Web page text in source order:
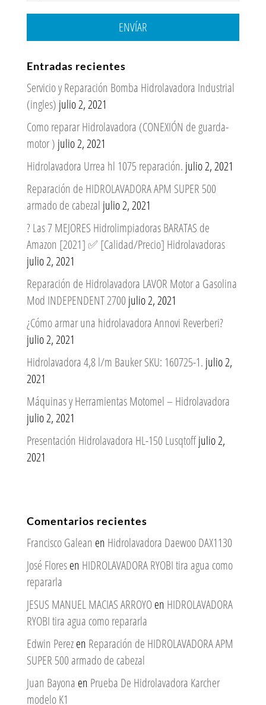
ENVÍAR
Entradas recientes
Servicio y Reparación Bomba Hidrolavadora Industrial
(ingles) julio 2, 2021
Como reparar Hidrolavadora (CONEXIÓN de guarda-
motor ) julio 2, 2021
Hidrolavadora Urrea hl 1075 reparación. julio 2, 2021
Reparación de HIDROLAVADORA APM SUPER 500
armado de cabezal julio 2, 2021
? Las 7 MEJORES Hidrolimpiadoras BARATAS de
Amazon [2021] ✅ [Calidad/Precio] Hidrolavadoras
julio 2, 2021
Reparación de Hidrolavadora LAVOR Motor a Gasolina
Mod INDEPENDENT 2700 julio 2, 2021
¿Cómo armar una hidrolavadora Annovi Reverberi?
julio 2, 2021
Hidrolavadora 4,8 l/m Bauker SKU: 160725-1. julio 2,
2021
Máquinas y Herramientas Motomel – Hidrolavadora
julio 2, 2021
Presentación Hidrolavadora HL-150 Lusqtoffjulio 2,
2021
Comentarios recientes
Francisco Galean en Hidrolavadora Daewoo DAX1130
José Floresen HIDROLAVADORA RYOBI tira agua como
repararla
JESUS MANUEL MACIAS ARROYOen HIDROLAVADORA
RYOBI tira agua como repararla
Edwin Perezen Reparación de HIDROLAVADORA APM
SUPER 500 armado de cabezal
Juan Bayona en Prueba De Hidrolavadora Karcher
modelo K1